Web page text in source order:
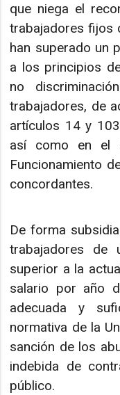
que niega el
trabajadores fijos
han superado un
a los principios
no
trabajadores, de
artículos 14 y
así como en el
Funcionamiento
concordantes.
De forma
trabajadores de
superior a la
salario por año
adecuada y
normativa de la
sanción de los
indebida de
público.